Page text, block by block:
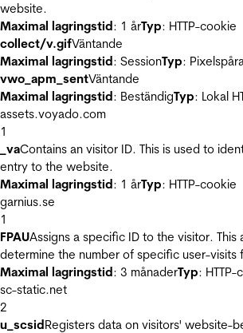
website.
Maximal lagringstid: 1 årTyp: HTTP-cookie
collect/v.gifVäntande
Maximal lagringstid: SessionTyp:
vwo_apm_sentVäntande
Maximal lagringstid: BeständigTyp: Lokal
assets.voyado.com
1
_vaContains an visitor ID. This is used to
entry to the website.
Maximal lagringstid: 1 årTyp: HTTP-cookie
garnius.se
1
FPAUAssigns a specific ID to the visitor.
determine the number of specific user-visits
Maximal lagringstid: 3 månaderTyp: HTTP-
sc-static.net
2
u_scsidRegisters data on visitors' website-